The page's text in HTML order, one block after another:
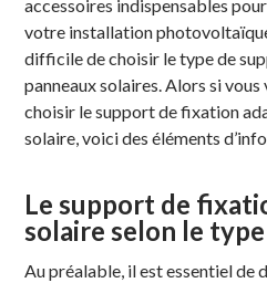
accessoires indispensables
votre installation
difficile de choisir le type de
panneaux solaires. Alors si
choisir le support de fixation
solaire, voici des éléments
Le support de
solaire selon le
Au préalable, il est essentiel de